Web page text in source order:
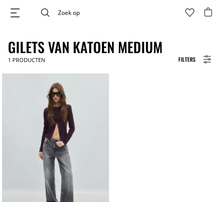
FILTERS
GILETS VAN KATOEN MEDIUM
1 PRODUCTEN